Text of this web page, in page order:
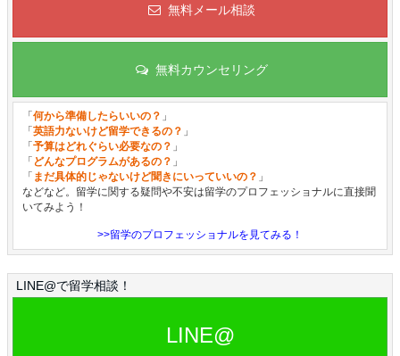
無料メール相談
無料カウンセリング
「何から準備したらいいの？ 」
「英語力ないけど留学できるの？ 」
「予算はどれぐらい必要なの？ 」
「 どんなプログラムがあるの？ 」
「 まだ具体的じゃないけど聞きにいっていいの？ 」
などなど。留学に関する疑問や不安は留学のプロフェッショナルに直接聞
いてみよう！
>>留学のプロフェッショナルを見てみる！
LINE@で留学相談！
LINE@